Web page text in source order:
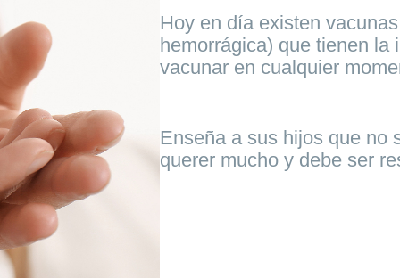
Hoy en día existen
hemorrágica) que tienen la
vacunar en cualquier
Enseña a sus hijos que no
querer mucho y debe ser